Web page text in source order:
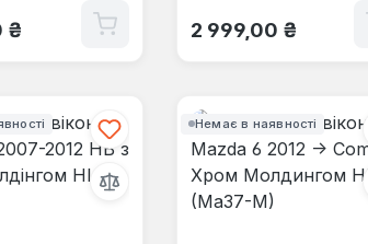
₴ Звичайна ціна:
2 999,00 ₴
Немає в наявності